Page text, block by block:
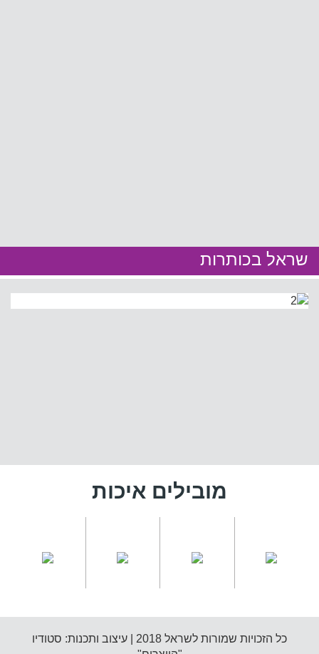
שראל בכותרות
מובילים איכות
כל הזכויות שמורות לשראל 2018 | עיצוב ותכנות: סטודיו